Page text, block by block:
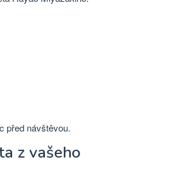
před návštěvou.
z vašeho